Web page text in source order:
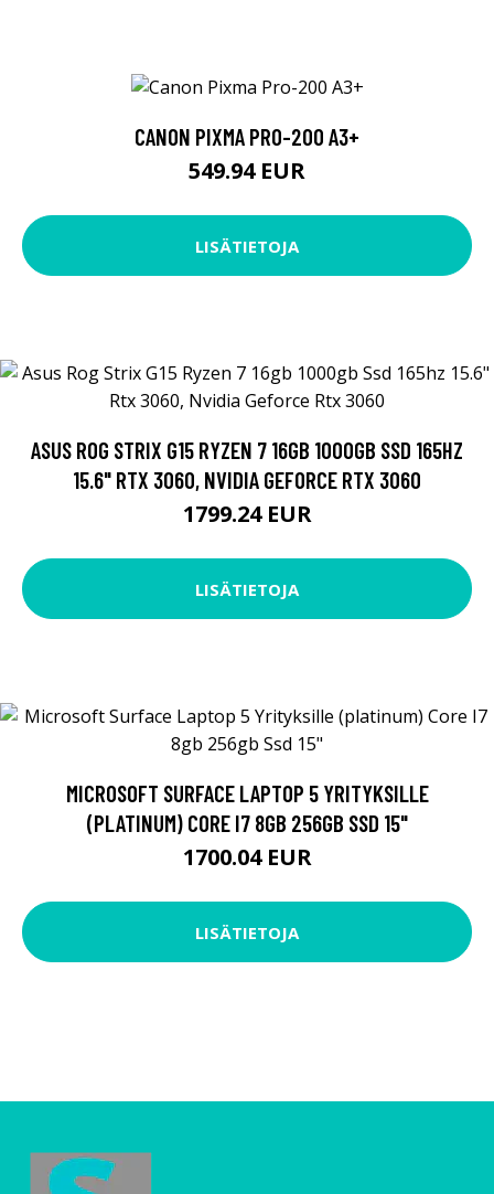
CANON PIXMA PRO-200 A3+
549.94 EUR
LISÄTIETOJA
ASUS ROG STRIX G15 RYZEN 7 16GB 1000GB SSD 165HZ
15.6" RTX 3060, NVIDIA GEFORCE RTX 3060
1799.24 EUR
LISÄTIETOJA
MICROSOFT SURFACE LAPTOP 5 YRITYKSILLE
(PLATINUM) CORE I7 8GB 256GB SSD 15"
1700.04 EUR
LISÄTIETOJA